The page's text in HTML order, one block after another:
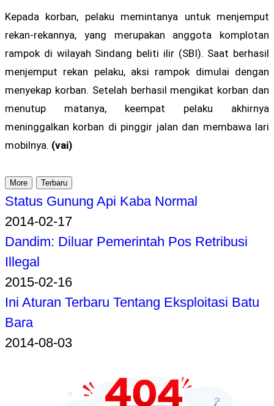
Kepada korban, pelaku memintanya untuk menjemput
rekan-rekannya, yang merupakan anggota komplotan
rampok di wilayah Sindang beliti ilir (SBI). Saat berhasil
menjemput rekan pelaku, aksi rampok dimulai dengan
menyekap korban. Setelah berhasil mengikat korban dan
menutup matanya, keempat pelaku akhirnya
meninggalkan korban di pinggir jalan dan membawa lari
mobilnya. (vai)
More Terbaru
Status Gunung Api Kaba Normal
2014-02-17
Dandim: Diluar Pemerintah Pos Retribusi
Illegal
2015-02-16
Ini Aturan Terbaru Tentang Eksploitasi Batu
Bara
2014-08-03